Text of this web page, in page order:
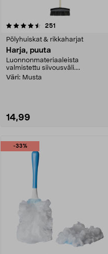
251
Pölyhuiskat & rikkaharjat
Harja, puuta
Luonnonmateriaaleista
valmistettu siivousväli....
Väri: Musta
14,99
-33%